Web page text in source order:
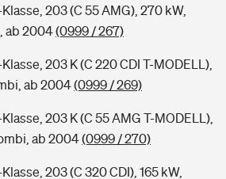
203 (C 55 AMG), 270 kW,
ab 2004(0999 / 267)
203 K (C 220 CDI T-MODELL),
ab 2004(0999 / 269)
203 K (C 55 AMG T-MODELL),
ab 2004(0999 / 270)
203 (C 320 CDI), 165 kW,